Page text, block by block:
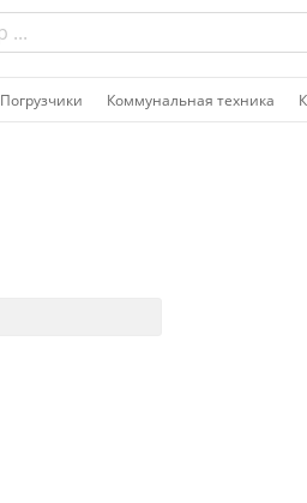
Погрузчики Коммунальная техника